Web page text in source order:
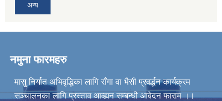
अन्य
नमुना फारमहरु
मासु निर्यात अभिवृद्धिका लागि राँगा वा भैसी प्रवर्द्धन कार्यक्रम
सञ्चालनका लागि प्रस्ताव आव्ह्यन सम्बन्धी आवेदन फाराम ।।